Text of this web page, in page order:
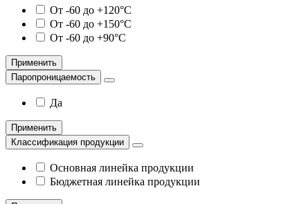
От -60 до +120°С
От -60 до +150°С
От -60 до +90°С
Применить
Паропроницаемость
Да
Применить
Классификация продукции
Основная линейка продукции
Бюджетная линейка продукции